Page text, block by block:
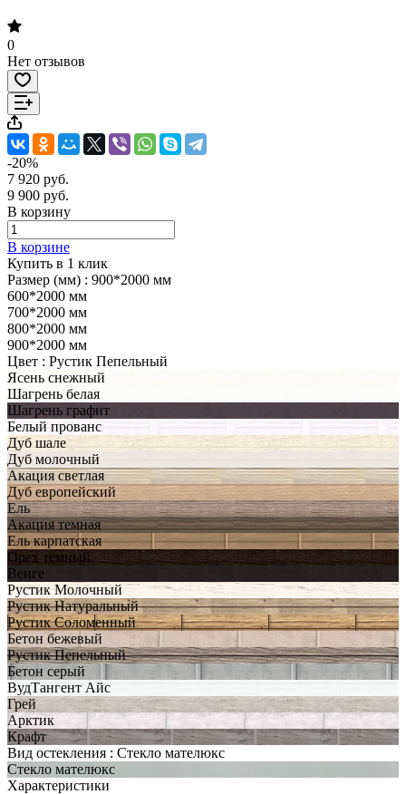
0
Нет отзывов
-20%
7 920 руб.
9 900 руб.
В корзину
В корзине
Купить в 1 клик
Размер (мм) : 900*2000 мм
600*2000 мм
700*2000 мм
800*2000 мм
900*2000 мм
Цвет : Рустик Пепельный
Ясень снежный
Шагрень белая
Шагрень графит
Белый прованс
Дуб шале
Дуб молочный
Акация светлая
Дуб европейский
Ель
Акация темная
Ель карпатская
Орех темный
Венге
Рустик Молочный
Рустик Натуральный
Рустик Соломенный
Бетон бежевый
Рустик Пепельный
Бетон серый
ВудТангент Айс
Грей
Арктик
Крафт
Вид остекления : Стекло мателюкс
Стекло мателюкс
Характеристики